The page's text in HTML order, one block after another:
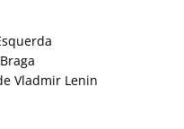
Vladmir Lenin